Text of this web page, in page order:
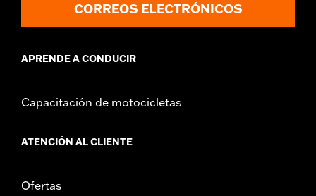
CORREOS ELECTRÓNICOS
APRENDE A CONDUCIR
Capacitación de motocicletas
ATENCIÓN AL CLIENTE
Ofertas